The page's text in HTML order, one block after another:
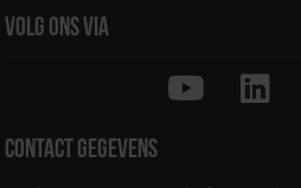
Volg ons via
Contact gegevens